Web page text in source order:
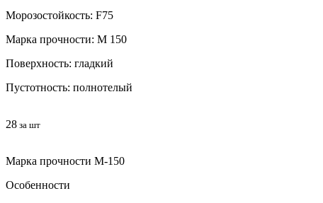
Морозостойкость: F75
Марка прочности: М 150
Поверхность: гладкий
Пустотность: полнотелый
28 за шт
Марка прочности М-150
Особенности